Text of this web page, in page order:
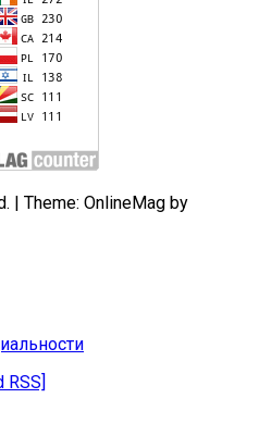
| Theme: OnlineMag by